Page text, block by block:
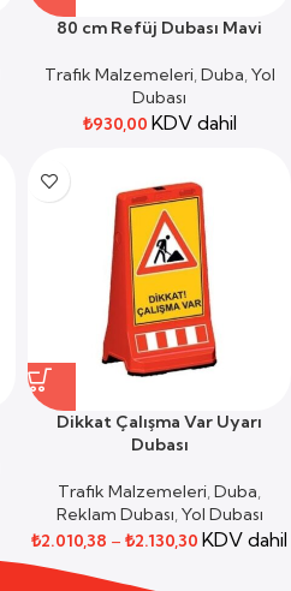
80 cm Refüj Dubası Mavi
Trafik Malzemeleri,Duba,Yol
Dubası
₺930,00 KDV dahil
Dikkat Çalışma Var Uyarı
Dubası
Trafik Malzemeleri,Duba,
Reklam Dubası,Yol Dubası
₺2.010,38 – ₺2.130,30 KDV dahil